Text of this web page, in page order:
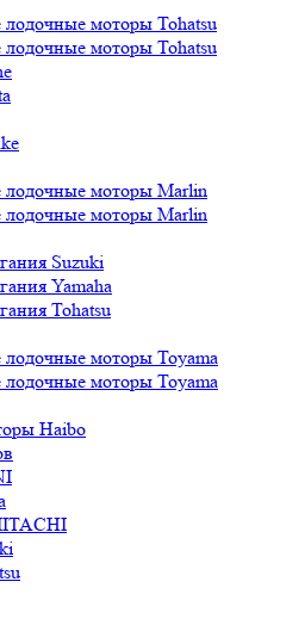
лодочные моторы Tohatsu
лодочные моторы Tohatsu
лодочные моторы Marlin
лодочные моторы Marlin
Suzuki
Yamaha
Tohatsu
лодочные моторы Toyama
лодочные моторы Toyama
Haibo